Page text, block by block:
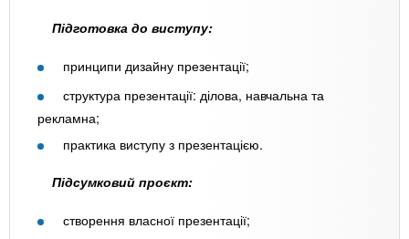
Підготовка до виступу:
принципи дизайну презентації;
структура презентації: ділова, навчальна та
рекламна;
практика виступу з презентацією.
Підсумковий проєкт:
створення власної презентації;